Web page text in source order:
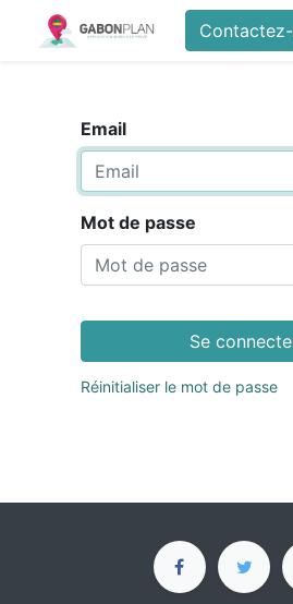
Email
Mot de passe
Se
Réinitialiser le mot de passe